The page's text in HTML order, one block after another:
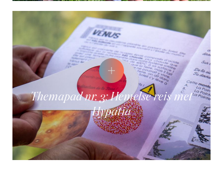
Themapad nr. 3: Hemelse reis met
Hypatia